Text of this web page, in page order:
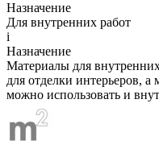
Назначение
Для внутренних работ
i
Назначение
Материалы для
для отделки интерьеров,
можно использовать и